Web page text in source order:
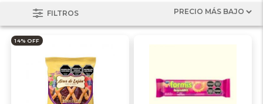
FILTROS
14% OFF